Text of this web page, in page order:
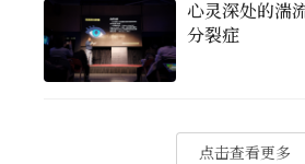
心灵深处的湍
分裂症
点击查看更多